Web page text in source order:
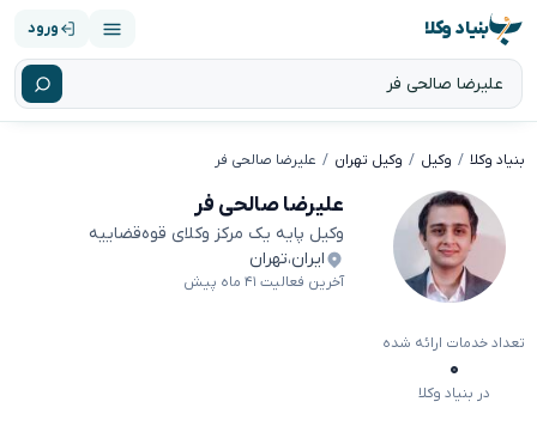
بنیاد وکلا ورود
بنیاد وکلا وکیل وکیل تهران علیرضا صالحی فر
علیرضا صالحی فر
وکیل پایه یک مرکز وکلای قوه‌قضاییه
ایران،تهران
آخرین فعالیت ۴۱ ماه پیش
تعداد خدمات ارائه شده
۰
در بنیاد وکلا